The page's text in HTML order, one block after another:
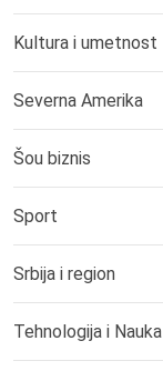
Kultura i umetnost
Severna Amerika
Šou biznis
Sport
Srbija i region
Tehnologija i Nauka